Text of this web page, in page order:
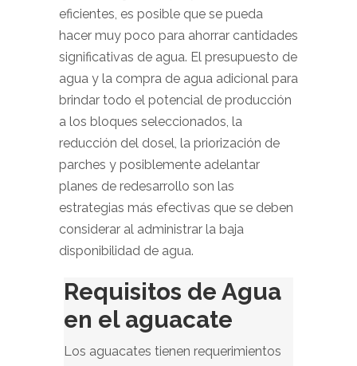
eficientes, es posible que se pueda
hacer muy poco para ahorrar cantidades
significativas de agua. El presupuesto de
agua y la compra de agua adicional para
brindar todo el potencial de producción
a los bloques seleccionados, la
reducción del dosel, la priorización de
parches y posiblemente adelantar
planes de redesarrollo son las
estrategias más efectivas que se deben
considerar al administrar la baja
disponibilidad de agua.
Requisitos de Agua
en el aguacate
Los aguacates tienen requerimientos